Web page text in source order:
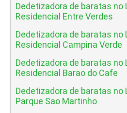
Dedetizadora de baratas
Residencial Entre Verdes
Dedetizadora de baratas
Residencial Campina Verde
Dedetizadora de baratas
Residencial Barao do Cafe
Dedetizadora de baratas
Parque Sao Martinho